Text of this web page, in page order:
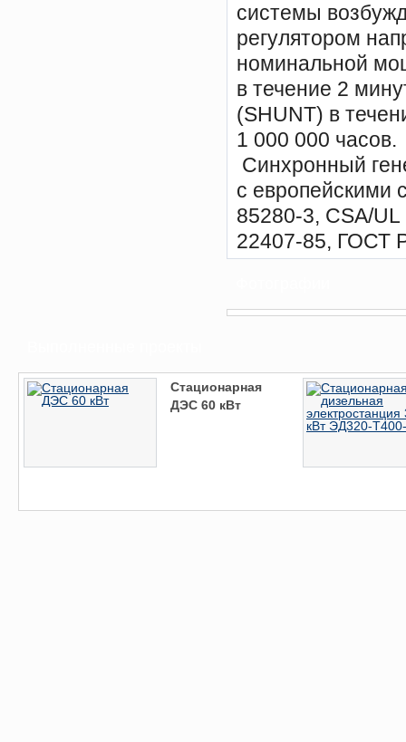
системы
регулятором
номинальной
в течение 2
(SHUNT) в
1 000 000 часов.
Синхронный
с европейскими
85280-3, CSA/
22407-85, ГОСТ
Стационарная
ДЭС 60 кВт